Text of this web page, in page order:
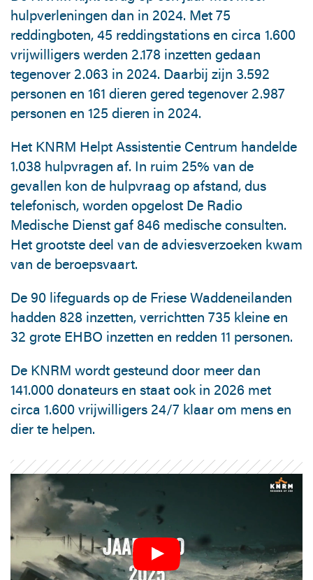
hulpverleningen dan in 2024. Met 75
reddingboten, 45 reddingstations en circa 1.600
vrijwilligers werden 2.178 inzetten gedaan
tegenover 2.063 in 2024. Daarbij zijn 3.592
personen en 161 dieren gered tegenover 2.987
personen en 125 dieren in 2024.
Het KNRM Helpt Assistentie Centrum handelde
1.038 hulpvragen af. In ruim 25% van de
gevallen kon de hulpvraag op afstand, dus
telefonisch, worden opgelost De Radio
Medische Dienst gaf 846 medische consulten.
Het grootste deel van de adviesverzoeken kwam
van de beroepsvaart.
De 90 lifeguards op de Friese Waddeneilanden
hadden 828 inzetten, verrichtten 735 kleine en
32 grote EHBO inzetten en redden 11 personen.
De KNRM wordt gesteund door meer dan
141.000 donateurs en staat ook in 2026 met
circa 1.600 vrijwilligers 24/7 klaar om mens en
dier te helpen.